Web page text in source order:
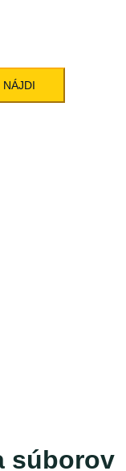
súborov